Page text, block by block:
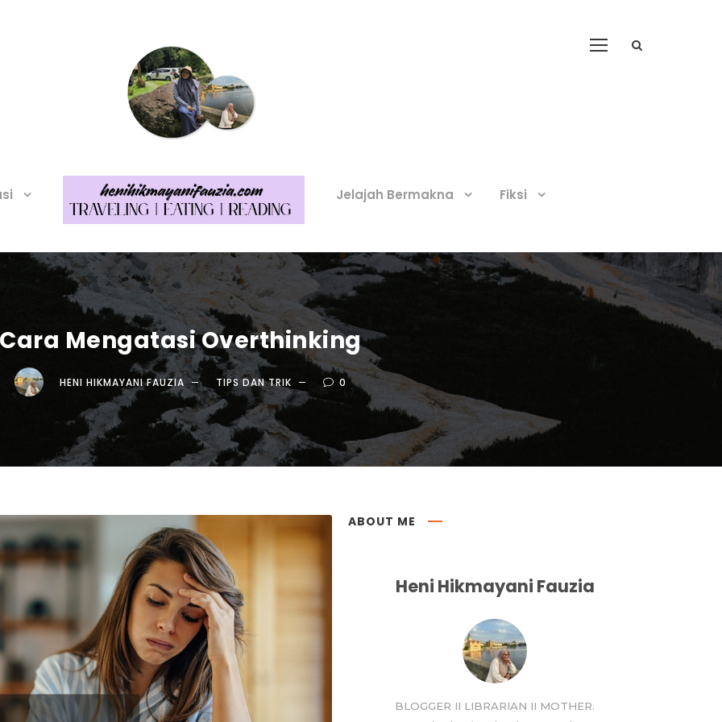
Jelajah Bermakna Fiksi
Cara Mengatasi Overthinking
HENI HIKMAYANI FAUZIA TIPS DAN TRIK 0
ABOUT ME
Heni Hikmayani Fauzia
BLOGGER II LIBRARIAN II MOTHER.